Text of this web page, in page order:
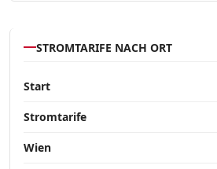
STROMTARIFE NACH ORT
Start
Stromtarife
Wien